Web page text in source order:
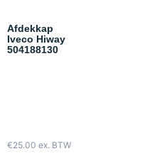
Afdekkap
Iveco Hiway
504188130
€25.00 ex. BTW